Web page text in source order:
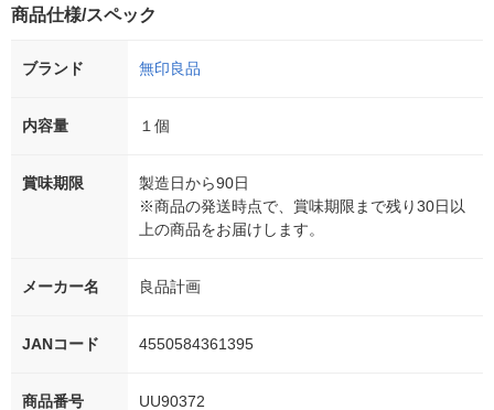
商品仕様/スペック
ブランド 無印良品
内容量 １個
賞味期限
製造日から90日
※商品の発送時点で、賞味期限まで残り30日以
上の商品をお届けします。
メーカー名 良品計画
JANコード 4550584361395
商品番号 UU90372